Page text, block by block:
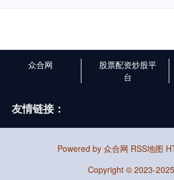
众合网
股票配资炒股平
台
友情链接：
Powered by 众合网 RSS地图
Copyright © 2023-2025